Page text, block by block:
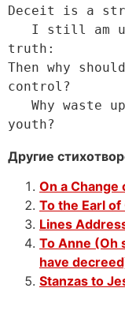
Deceit is a
truth:
Then why
control?
youth?
Другие
On a Change
To the Earl of
Lines
To Anne (Oh
have
Stanzas to